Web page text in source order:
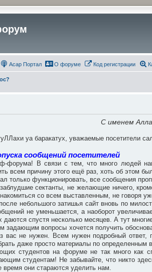
Асар Портал О форуме Код регистрации
С именем
уа баракатух, уважаемые посетители
сообщений посетителей
форума! В связи с тем, что много людей
всем причину этого ещё раз, хоть об этом
только функционировать, все сообщения
сектанты, не желающие ничего,
со всем выставленным, не говоря
небольшого затишья сайт вновь по
не уменьшается, а наоборот
даются спустя несколько месяцев. А тут
задающим вопросы хочется получить
вас не нужен. Всем нужен подробный
даже просто материалы по определенным
студентов на форуме не так много как
студентам! Не забывайте, что никто
они стараются уделить нам.